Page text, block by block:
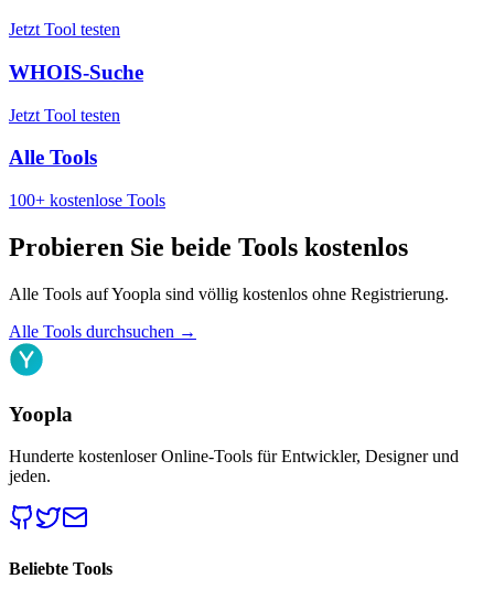
Jetzt Tool testen
WHOIS-Suche
Jetzt Tool testen
Alle Tools
100+ kostenlose Tools
Probieren Sie beide Tools kostenlos
Alle Tools auf Yoopla sind völlig kostenlos ohne Registrierung.
Alle Tools durchsuchen →
Yoopla
Hunderte kostenloser Online-Tools für Entwickler, Designer und
jeden.
Beliebte Tools